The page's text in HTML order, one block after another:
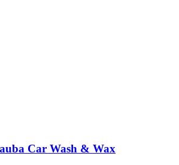
Car Wash & Wax